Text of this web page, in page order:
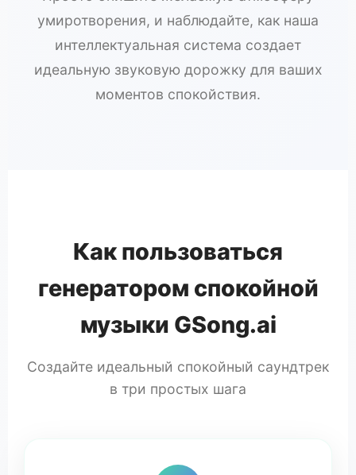
умиротворения, и наблюдайте, как наша
интеллектуальная система создает
идеальную звуковую дорожку для ваших
моментов спокойствия.
Как пользоваться
генератором спокойной
музыки GSong.ai
Создайте идеальный спокойный саундтрек
в три простых шага